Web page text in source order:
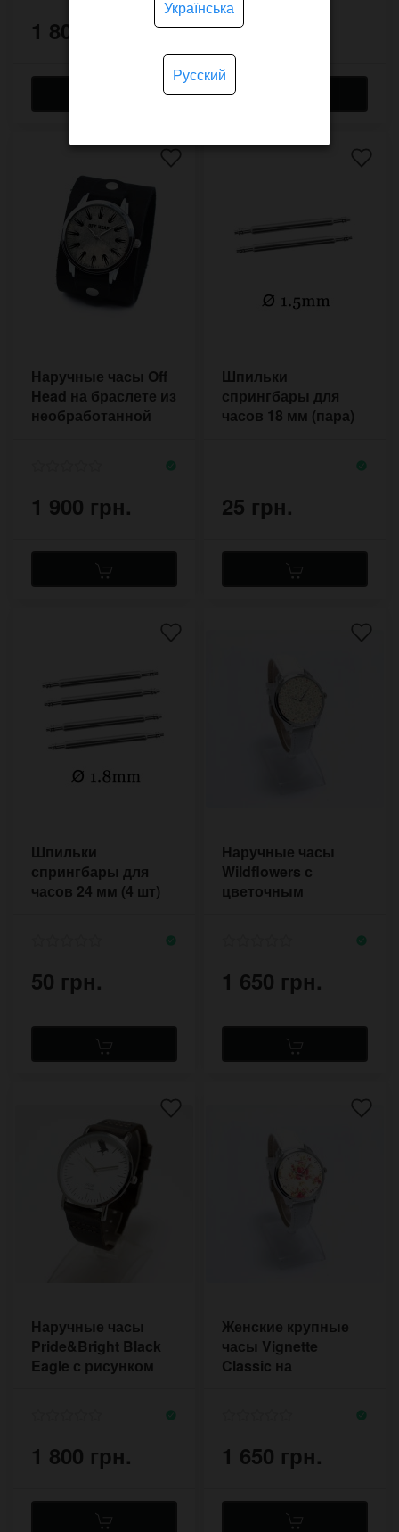
1 800 грн. 1 650 грн.
Наручные часы Off
Head на браслете из
необработанной
1 900 грн.
Шпильки
спрингбары для
часов 18 мм (пара)
25 грн.
Шпильки
спрингбары для
часов 24 мм (4 шт)
50 грн.
Наручные часы
Wildflowers с
цветочным
1 650 грн.
Наручные часы
Pride&Bright Black
Eagle с рисунком
1 800 грн.
Женские крупные
часы Vignette
Classic на
1 650 грн.
Українська
Русский